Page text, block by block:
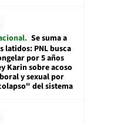
Se suma a
latidos: PNL busca
por 5 años
Karin sobre acoso
y sexual por
del sistema